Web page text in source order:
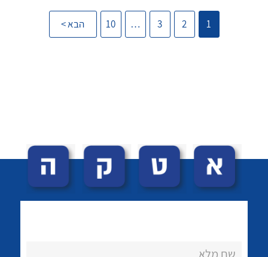
לכל מוצרי היצרן
1
2
3
…
10 הבא >
שם מלא